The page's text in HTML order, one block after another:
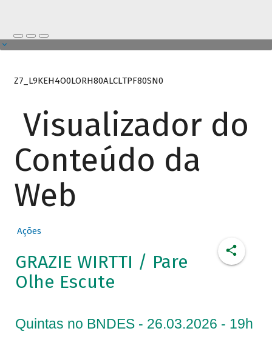
Z7_L9KEH4O0LORH80ALCLTPF80SN0
Visualizador do
Conteúdo da
Web
Ações
GRAZIE WIRTTI / Pare
Olhe Escute
Quintas no BNDES - 26.03.2026 - 19h